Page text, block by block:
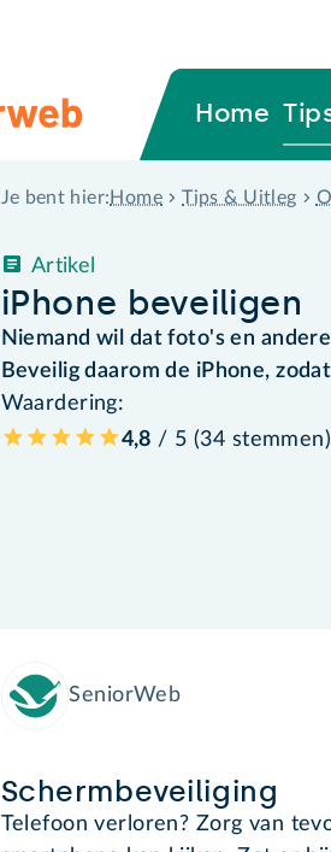
Home
Je bent hier: Home Tips & Uitleg
iPhone beveiligen
Artikel
Niemand wil dat foto's en
Beveilig daarom de iPhone,
Waardering:
4,8 / 5 (34 stemmen)
SeniorWeb
Schermbeveiliging
Telefoon verloren? Zorg van